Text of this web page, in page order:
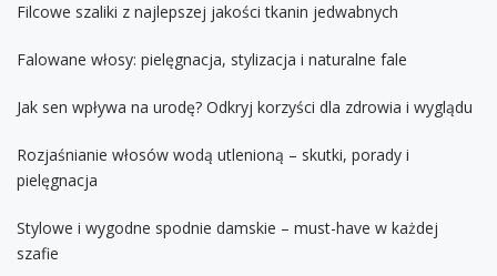
Filcowe szaliki z najlepszej jakości tkanin jedwabnych
Falowane włosy: pielęgnacja, stylizacja i naturalne fale
Jak sen wpływa na urodę? Odkryj korzyści dla zdrowia i wyglądu
Rozjaśnianie włosów wodą utlenioną – skutki, porady i
pielęgnacja
Stylowe i wygodne spodnie damskie – must-have w każdej
szafie